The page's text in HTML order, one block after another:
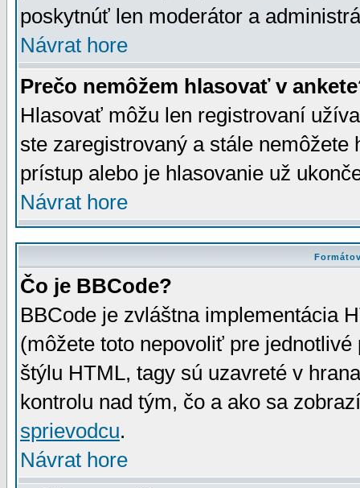
poskytnúť len moderátor a
Návrat hore
Prečo nemôžem hlasovať v
Hlasovať môžu len registrovaní
ste zaregistrovaný a stále
prístup alebo je hlasovanie už
Návrat hore
Čo je BBCode?
BBCode je zvláštna implementácia
(môžete toto nepovoliť pre
štýlu HTML, tagy sú uzavreté v
kontrolu nad tým, čo a ako sa
sprievodcu.
Návrat hore